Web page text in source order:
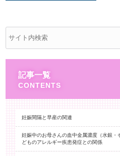
記事一覧
妊娠間隔と早産の関連
妊娠中のお母さんの血中金属濃度（水銀
どものアレルギー疾患発症との関係